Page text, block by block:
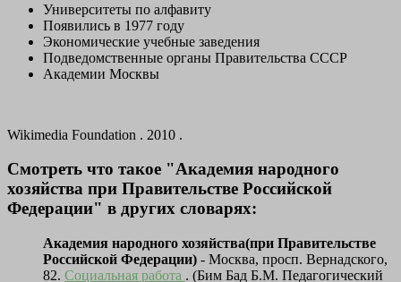
Университеты по алфавиту
Появились в 1977 году
Экономические учебные заведения
Подведомственные органы Правительства СССР
Академии Москвы
Wikimedia Foundation . 2010 .
Смотреть что такое "Академия народного
хозяйства при Правительстве Российской
Федерации" в других словарях:
Академия народного хозяйства(при Правительстве
Российской Федерации) - Москва, просп. Вернадского,
82. Социальная работа . (Бим Бад Б.М. Педагогический